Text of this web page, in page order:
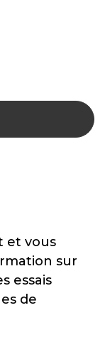
et vous
sur
essais
de